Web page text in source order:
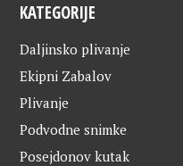
KATEGORIJE
Daljinsko plivanje
Ekipni Zabalov
Plivanje
Podvodne snimke
Posejdonov kutak